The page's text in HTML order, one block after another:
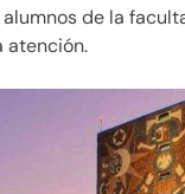
de la
atención.